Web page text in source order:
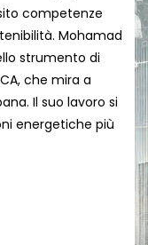
competenze
Mohamad
strumento di
che mira a
Il suo lavoro si
energetiche più